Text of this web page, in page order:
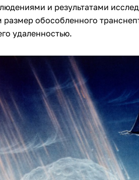
и результатами
размер обособленного
удаленностью.